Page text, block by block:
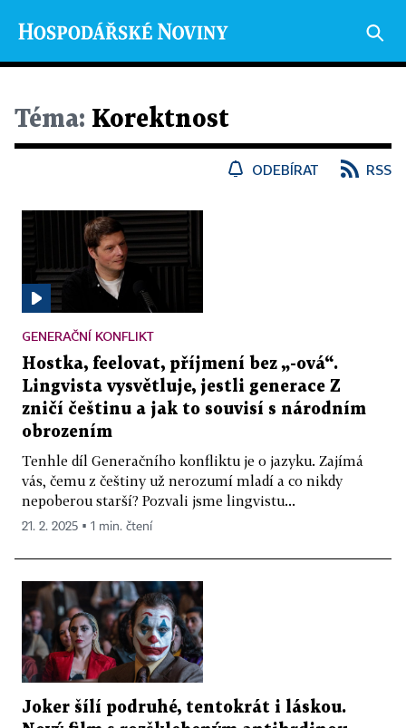
Téma: Korektnost
ODEBÍRAT RSS
GENERAČNÍ KONFLIKT
Hostka, feelovat, příjmení bez „-ová“.
Lingvista vysvětluje, jestli generace Z
zničí češtinu a jak to souvisí s národním
obrozením
Tenhle díl Generačního konfliktu je o jazyku. Zajímá
vás, čemu z češtiny už nerozumí mladí a co nikdy
nepoberou starší? Pozvali jsme lingvistu...
21. 2. 2025 ▪ 1 min. čtení
Joker šílí podruhé, tentokrát i láskou.